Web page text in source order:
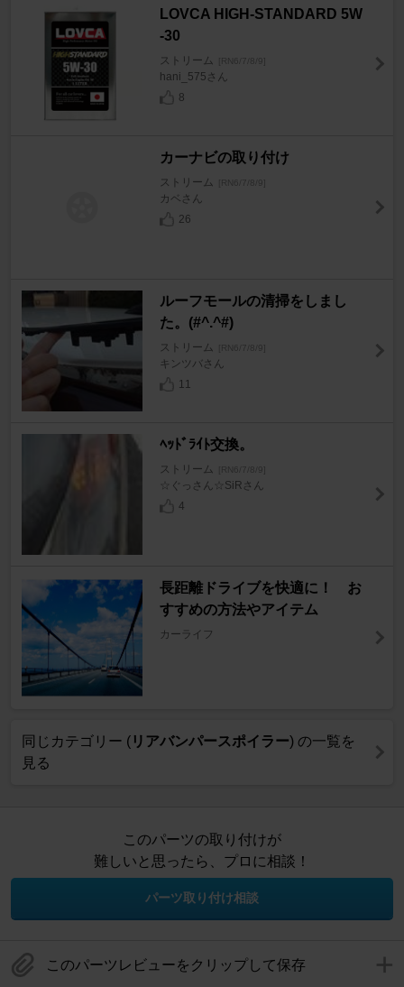
LOVCA HIGH-STANDARD 5W
-30
ストリーム [RN6/7/8/9]
hani_575さん
8
カーナビの取り付け
ストリーム [RN6/7/8/9]
カベさん
26
ルーフモールの清掃をしまし
た。(#^.^#)
ストリーム [RN6/7/8/9]
キンツバさん
11
ﾍｯﾄﾞﾗｲﾄ交換。
ストリーム [RN6/7/8/9]
☆ぐっさん☆SiRさん
4
長距離ドライブを快適に！ お
すすめの方法やアイテム
カーライフ
同じカテゴリー ( リアバンパースポイラー) の一覧を
見る
このパーツの取り付けが
難しいと思ったら、プロに相談！
パーツ取り付け相談
このパーツレビューをクリップして保存